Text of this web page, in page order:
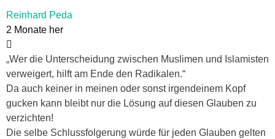
Reinhard Peda
2 Monate her
„Wer die Unterscheidung zwischen Muslimen und Islamisten
verweigert, hilft am Ende den Radikalen.“
Da auch keiner in meinen oder sonst irgendeinem Kopf
gucken kann bleibt nur die Lösung auf diesen Glauben zu
verzichten!
Die selbe Schlussfolgerung würde für jeden Glauben gelten